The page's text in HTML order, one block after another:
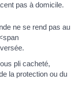
pas à domicile.
ne se rend pas au
pli cacheté,
la protection ou du